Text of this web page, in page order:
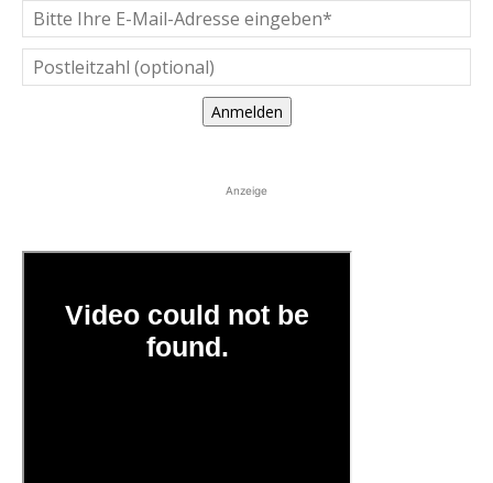
Anmelden
Anzeige